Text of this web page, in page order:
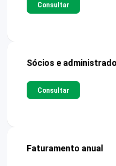
Consultar
Sócios e
Consultar
Faturamento anual